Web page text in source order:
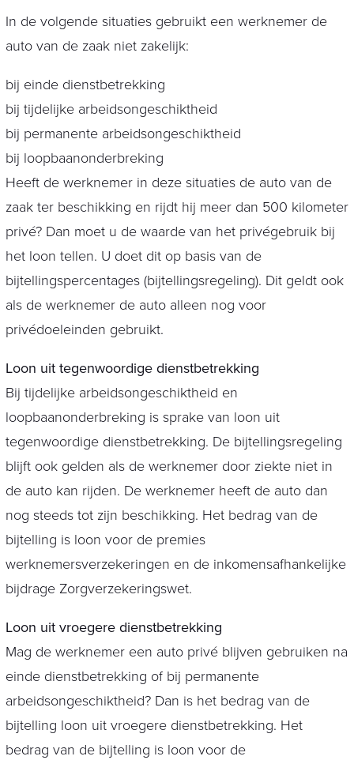
In de volgende situaties gebruikt een werknemer de
auto van de zaak niet zakelijk:
bij einde dienstbetrekking
bij tijdelijke arbeidsongeschiktheid
bij permanente arbeidsongeschiktheid
bij loopbaanonderbreking
Heeft de werknemer in deze situaties de auto van de
zaak ter beschikking en rijdt hij meer dan 500 kilometer
privé? Dan moet u de waarde van het privégebruik bij
het loon tellen. U doet dit op basis van de
bijtellingspercentages (bijtellingsregeling). Dit geldt ook
als de werknemer de auto alleen nog voor
privédoeleinden gebruikt.
Loon uit tegenwoordige dienstbetrekking
Bij tijdelijke arbeidsongeschiktheid en
loopbaanonderbreking is sprake van loon uit
tegenwoordige dienstbetrekking. De bijtellingsregeling
blijft ook gelden als de werknemer door ziekte niet in
de auto kan rijden. De werknemer heeft de auto dan
nog steeds tot zijn beschikking. Het bedrag van de
bijtelling is loon voor de premies
werknemersverzekeringen en de inkomensafhankelijke
bijdrage Zorgverzekeringswet.
Loon uit vroegere dienstbetrekking
Mag de werknemer een auto privé blijven gebruiken na
einde dienstbetrekking of bij permanente
arbeidsongeschiktheid? Dan is het bedrag van de
bijtelling loon uit vroegere dienstbetrekking. Het
bedrag van de bijtelling is loon voor de